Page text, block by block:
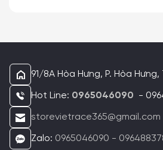
không có thẻ tín dụng và nội
cú pháp sau: Cú pháp
hàng_Họ tên_Số đt (Ví dụ:
Le 0985608060) * Ngân hàng
LÊ QUỲNH GIANG - 9838284140 -
THẮNG Q10 Hình thức 6:
(COD)
91/8A Hòa Hưng, P. Hòa Hưng,
Hot Line: 0965046090 -
storevietrace365@gmail.com
Zalo: 0965046090 -